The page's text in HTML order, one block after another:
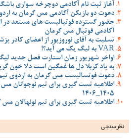
آغاز ثبت نام آکادمی دوچرخه سواری
دعوت دو بازیکن آکادمی مس کرمان به
حضور گسترده فوتبالیست های مستعد در
آکادمی فوتبال مس کرمان
تسلیت به آقای نوروزپور از اعضای کادر
VAR به لیگ یک می آید؟!
اواخر شهریور زمان استارت فصل جدید
به یاد کربلا دل ها غمگین است دلا خون
دعوت فوتسالیست مس کرمان به اردوی
اطلاعیه تست گیری برای تیم نوجوانان
1405_1406
اطلاعیه تست گیری برای تیم نونهالان مس کرمان
نظرسنجی